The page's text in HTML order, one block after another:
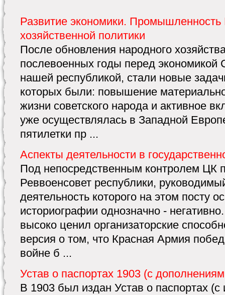
Развитие экономики.
хозяйственной политики
После обновления народного
послевоенных годы перед
нашей республикой, стали новые
которых были: повышение
жизни советского народа и активное
уже осуществлялась в Западной
пятилетки пр ...
Аспекты деятельности в
Под непосредственным контролем ЦК
Реввоенсовет республики,
деятельность которого на этом посту
историографии однозначно -
высоко ценил организаторские
версия о том, что Красная Армия
войне б ...
Устав о паспортах 1903 (с
В 1903 был издан Устав о паспортах